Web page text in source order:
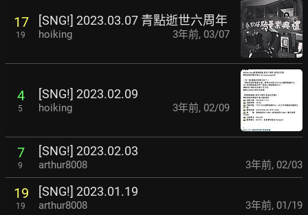
17
19
[SNG!] 2023.03.07 青點逝世六周年
hoiking 3年前, 03/07
4
5
[SNG!] 2023.02.09
hoiking 3年前, 02/09
7
9
[SNG!] 2023.02.03
arthur8008 3年前, 02/03
19
19
[SNG!] 2023.01.19
arthur8008 3年前, 01/19